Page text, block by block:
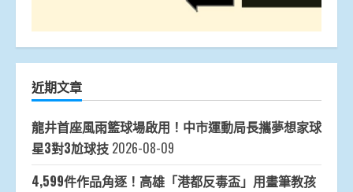
近期文章
龍井首座風雨籃球場啟用！中市運動局長攜夢想家球
星3對3尬球技 2026-08-09
4,599件作品角逐！高雄「港都反毒盃」用畫筆教孩